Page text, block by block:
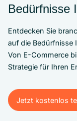
Bedürfnisse
Entdecken Sie
auf die Bedürfnisse
Von E-Commerce
Strategie für Ihren
Jetzt kostenlos
Jetzt kostenlos